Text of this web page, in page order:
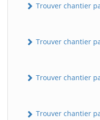
Trouver chantier
Trouver chantier
Trouver chantier
Trouver chantier